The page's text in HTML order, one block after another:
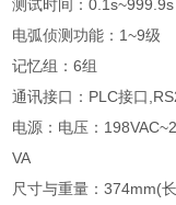
测试时间：0.1s~999.9s
电弧侦测功能：1~9级
记忆组：6组
通讯接口：PLC接口
电源：电压：
VA
尺寸与重量：374mm(